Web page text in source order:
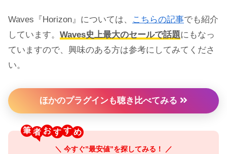
Waves『Horizon』については、 こちらの記事でも紹介
しています。 Waves史上最大のセールで話題にもなっ
ていますので、興味のある方は参考にしてみてくださ
い。
ほかのプラグインも聴き比べてみる
筆 お す
＼ 今すぐ”最安値”を探してみる！ ／